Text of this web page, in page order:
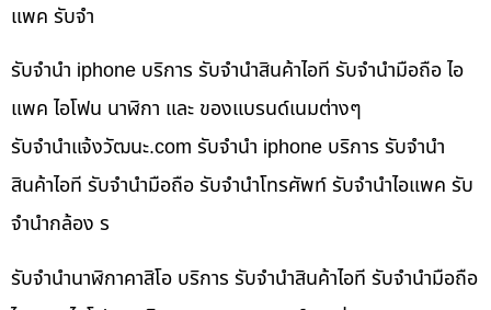
แพค รับจำ
รับจำนำ iphone บริการ รับจำนำสินค้าไอที รับจำนำมือถือ ไอ
แพค ไอโฟน นาฬิกา และ ของแบรนด์เนมต่างๆ
รับจํานําแจ้งวัฒนะ.com รับจำนำ iphone บริการ รับจำนำ
สินค้าไอที รับจำนำมือถือ รับจำนำโทรศัพท์ รับจำนำไอแพค รับ
จำนำกล้อง ร
รับจำนำนาฬิกาคาสิโอ บริการ รับจำนำสินค้าไอที รับจำนำมือถือ